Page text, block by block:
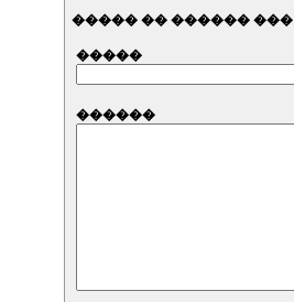
����� �� ������ ���
�����
������